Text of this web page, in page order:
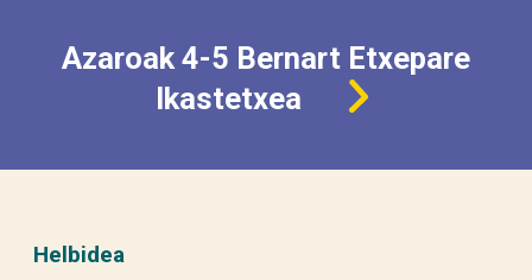
Azaroak 4-5 Bernart Etxepare
Ikastetxea
Helbidea